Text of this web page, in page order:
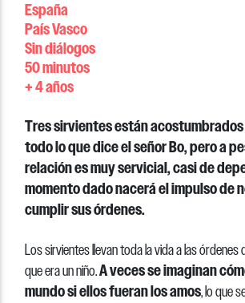
España
País Vasco
Sin diálogos
50 minutos
+ 4 años
Tres sirvientes están
todo lo que dice el señor Bo, pero a
relación es muy servicial, casi de
momento dado nacerá el impulso de
cumplir sus órdenes.
Los sirvientes llevan toda la vida a las órdenes
que era un niño.A veces se imaginan
mundo si ellos fueran los amos, lo que